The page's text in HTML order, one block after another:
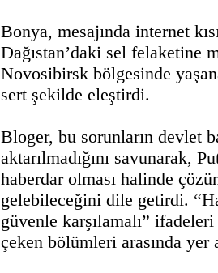
Bonya, mesajında internet
Dağıstan’daki sel felaketine
Novosibirsk bölgesinde
sert şekilde eleştirdi.
Bloger, bu sorunların devlet
aktarılmadığını savunarak,
haberdar olması halinde
gelebileceğini dile getirdi.
güvenle karşılamalı”
çeken bölümleri arasında yer